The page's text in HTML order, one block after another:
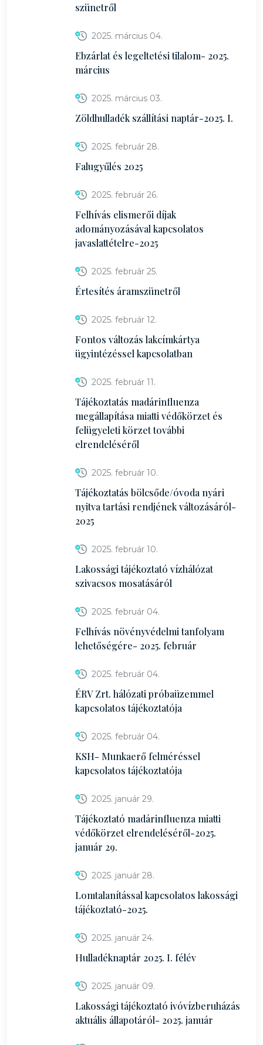
szünetről
2025. március 04.
Ebzárlat és legeltetési tilalom- 2025.
március
2025. március 03.
Zöldhulladék szállítási naptár-2025. I.
2025. február 28.
Falugyűlés 2025
2025. február 26.
Felhívás elismerői díjak
adományozásával kapcsolatos
javaslattételre-2025
2025. február 25.
Értesítés áramszünetről
2025. február 12.
Fontos változás lakcímkártya
ügyintézéssel kapcsolatban
2025. február 11.
Tájékoztatás madárinfluenza
megállapítása miatti védőkörzet és
felügyeleti körzet további
elrendeléséről
2025. február 10.
Tájékoztatás bölcsőde/óvoda nyári
nyitva tartási rendjének változásáról-
2025
2025. február 10.
Lakossági tájékoztató vízhálózat
szivacsos mosatásáról
2025. február 04.
Felhívás növényvédelmi tanfolyam
lehetőségére- 2025. február
2025. február 04.
ÉRV Zrt. hálózati próbaüzemmel
kapcsolatos tájékoztatója
2025. február 04.
KSH- Munkaerő felméréssel
kapcsolatos tájékoztatója
2025. január 29.
Tájékoztató madárinfluenza miatti
védőkörzet elrendeléséről-2025.
január 29.
2025. január 28.
Lomtalanítással kapcsolatos lakossági
tájékoztató-2025.
2025. január 24.
Hulladéknaptár 2025. I. félév
2025. január 09.
Lakossági tájékoztató ivóvízberuházás
aktuális állapotáról- 2025. január